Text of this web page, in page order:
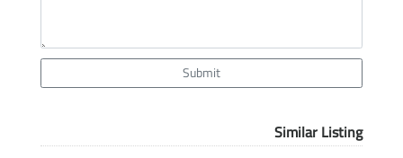
Submit
Similar Listing